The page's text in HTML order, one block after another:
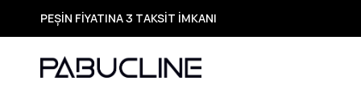
PEŞİN FİYATINA 3 TAKSİT İMKANI
TÜM ÜRÜNLERDE ÜCRETSİZ KARGO
Yeni Sezon Ürünlerde Özel Fırsatlar
Seçili Ürünlerde Hızlı Teslimat